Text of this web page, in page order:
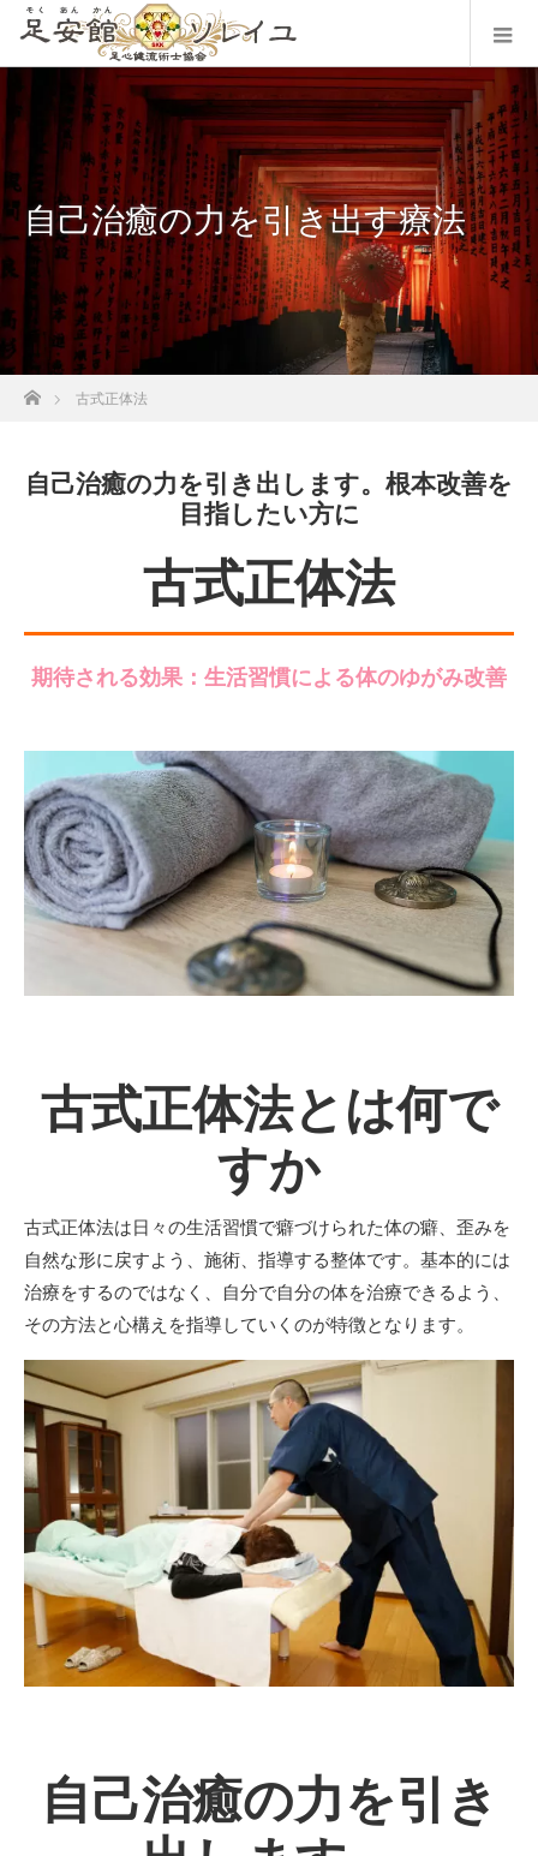
自己治癒の力を引き出す療法
ホーム古式正体法
自己治癒の力を引き出します。根本改善を
目指したい方に
古式正体法
期待される効果：生活習慣による体のゆがみ改善
古式正体法とは何で
すか
古式正体法は日々の生活習慣で癖づけられた体の癖、歪みを
自然な形に戻すよう、施術、指導する整体です。基本的には
治療をするのではなく、自分で自分の体を治療できるよう、
その方法と心構えを指導していくのが特徴となります。
自己治癒の力を引き